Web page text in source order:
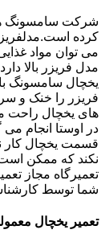
شرکت سامسونگ
کرده
می توان مواد
مدل فریزر بالا
یخچال سامسونگ
فریزر را خنک و
های یخچال راحت
در اوستا انجام
قسمت یخچال کار
نکند که ممکن است
تعمیرگاه مجاز
شما توسط
تعمیر یخچال